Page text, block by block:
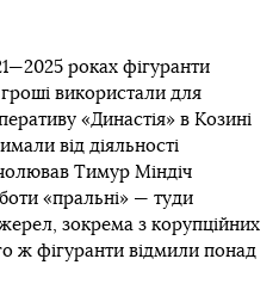
роках фігуранти
використали для
«Династія» в Козині
від діяльності
Тимур Міндіч
«пральні» — туди
зокрема з корупційних
ж фігуранти відмили понад